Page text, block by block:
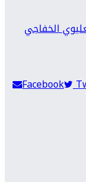
الخفاجي
Facebook